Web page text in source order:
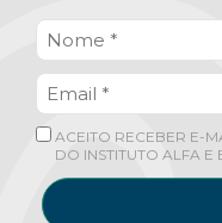
ACEITO RECEBER E-
DO INSTITUTO ALFA E